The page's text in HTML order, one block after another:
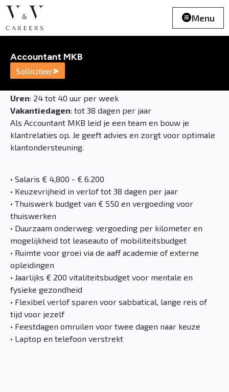
Menu
Accountant MKB
Solliciteer
Uren: 24 tot 40 uur per week
Vakantiedagen: tot 38 dagen per jaar
Als Accountant MKB leid je een team en bouw je
klantrelaties op. Je geeft advies en zorgt voor optimale
klantondersteuning.
• Salaris € 4,800 - € 6.200
• Keuzevrijheid in verlof tot 38 dagen per jaar
• Thuiswerk budget van € 550 en vergoeding voor
thuiswerken
• Duurzaam onderweg: vergoeding per kilometer en
mogelijkheid tot leaseauto of mobiliteitsbudget
• Ruimte voor groei via de aaff academie of externe
opleidingen
• Jaarlijks € 200 vitaliteitsbudget voor mentale en
fysieke gezondheid
• Flexibel verlof sparen voor sabbatical, lange reis of
tijd voor jezelf
• Feestdagen omruilen voor twee dagen naar keuze
• Laptop en telefoon verstrekt